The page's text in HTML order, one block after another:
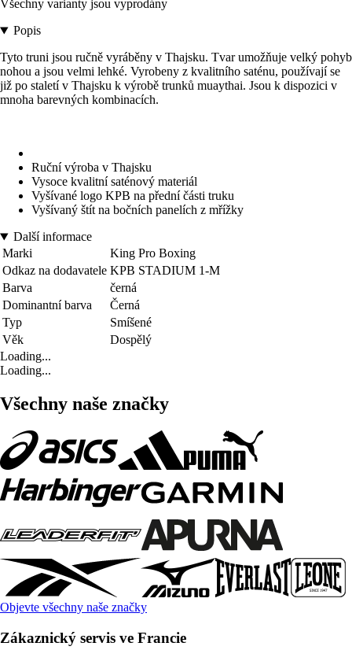
Všechny varianty jsou vyprodány
Popis
Tyto truni jsou ručně vyráběny v Thajsku. Tvar umožňuje velký pohyb
nohou a jsou velmi lehké. Vyrobeny z kvalitního saténu, používají se
již po staletí v Thajsku k výrobě trunků muaythai. Jsou k dispozici v
mnoha barevných kombinacích.
Ruční výroba v Thajsku
Vysoce kvalitní saténový materiál
Vyšívané logo KPB na přední části truku
Vyšívaný štít na bočních panelích z mřížky
Další informace
Marki
King Pro Boxing
Odkaz na dodavatele KPB STADIUM 1-M
Barva
černá
Dominantní barva
Černá
Typ
Smíšené
Věk
Dospělý
Loading...
Loading...
Všechny naše značky
Objevte všechny naše značky
Zákaznický servis ve Francie